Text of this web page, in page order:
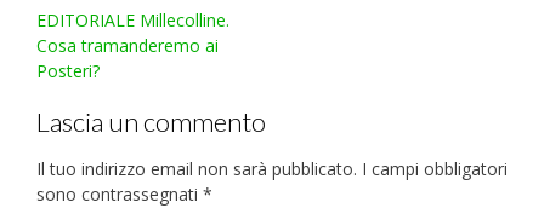
Post
navigation
EDITORIALE Millecolline.
Cosa tramanderemo ai
Posteri?
Lascia un commento
Il tuo indirizzo email non sarà pubblicato. I campi obbligatori
sono contrassegnati *